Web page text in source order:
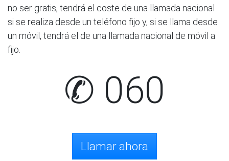
no ser gratis, tendrá el coste de una llamada nacional
si se realiza desde un teléfono fijo y, si se llama desde
un móvil, tendrá el de una llamada nacional de móvil a
fijo.
✆ 060
Llamar ahora